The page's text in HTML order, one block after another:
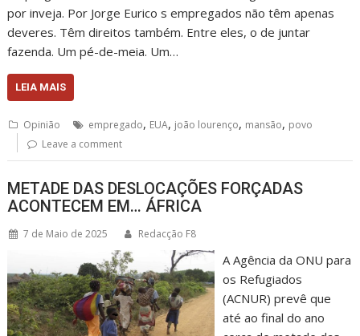
por inveja. Por Jorge Eurico s empregados não têm apenas
deveres. Têm direitos também. Entre eles, o de juntar
fazenda. Um pé-de-meia. Um…
LEIA MAIS
Opinião empregado, EUA, joão lourenço, mansão, povo
Leave a comment
METADE DAS DESLOCAÇÕES FORÇADAS
ACONTECEM EM… ÁFRICA
7 de Maio de 2025 Redacção F8
A Agência da ONU para
os Refugiados
(ACNUR) prevê que
até ao final do ano